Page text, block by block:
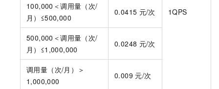
1QPS
100,000＜调用量（次/
月）≤500,000
0.0415 元/次
500,000＜调用量（次/
月）≤1,000,000
0.0248 元/次
调用量（次/月）＞
1,000,000
0.009 元/次